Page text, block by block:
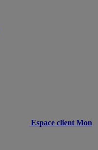
Espace client Mon